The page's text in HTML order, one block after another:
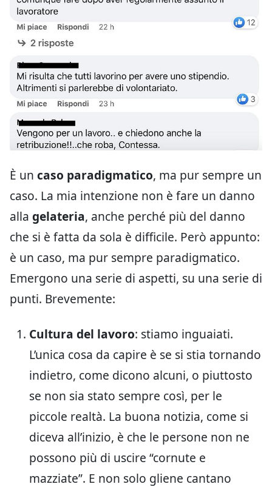
È un caso paradigmatico, ma pur sempre un
caso. La mia intenzione non è fare un danno
alla gelateria, anche perché più del danno
che si è fatta da sola è difficile. Però appunto:
è un caso, ma pur sempre paradigmatico.
Emergono una serie di aspetti, su una serie di
punti. Brevemente:
Cultura del lavoro: stiamo inguaiati.
L’unica cosa da capire è se si stia tornando
indietro, come dicono alcuni, o piuttosto
se non sia stato sempre così, per le
piccole realtà. La buona notizia, come si
diceva all’inizio, è che le persone non ne
possono più di uscire “cornute e
mazziate”. E non solo gliene cantano